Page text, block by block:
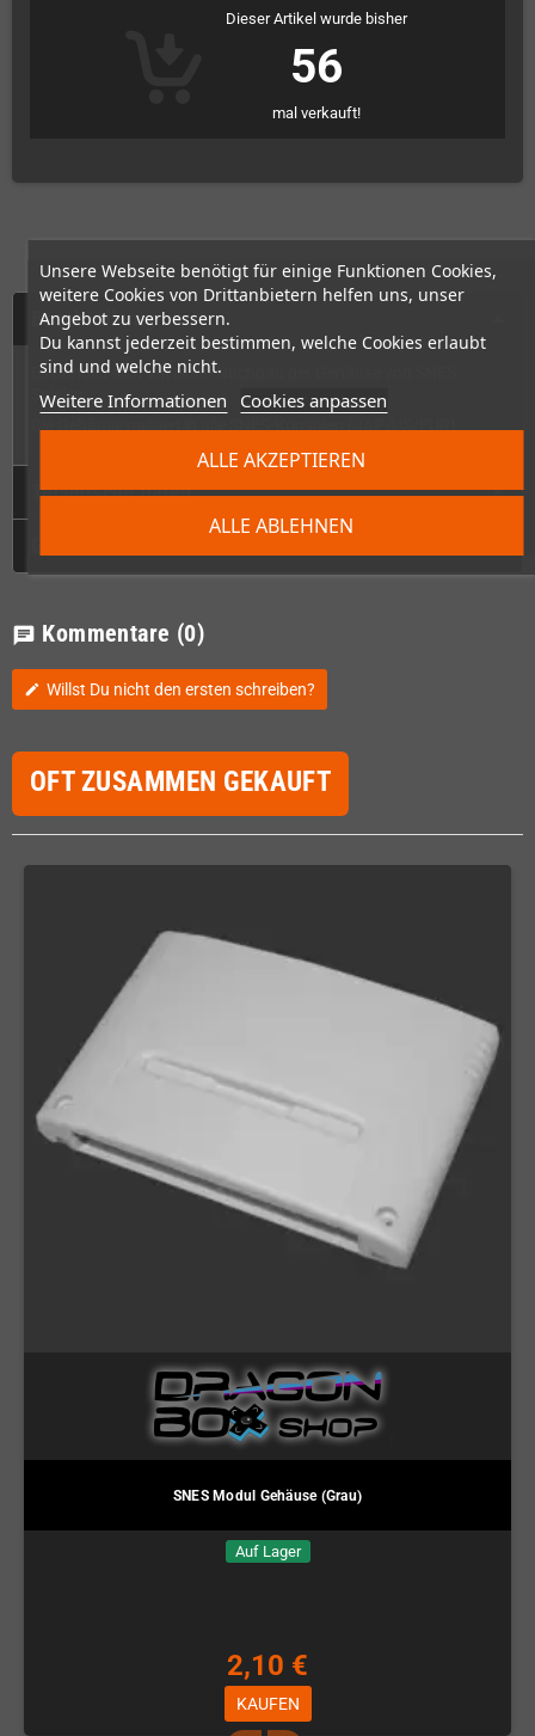
Unsere Webseite benötigt für einige Funktionen Cookies,
weitere Cookies von Drittanbietern helfen uns, unser
Angebot zu verbessern.
Du kannst jederzeit bestimmen, welche Cookies erlaubt
sind und welche nicht.
Weitere Informationen Cookies anpassen
ALLE ABLEHNEN
ALLE AKZEPTIEREN
Dieser Artikel wurde bisher
56
mal verkauft!
Beschreibung
Es handelt sich um einen Nachbau der Gehäuse von SNES
Spielen.
Die Gehäuse passen in alle SNES-Konsolen (JAP/US/EUR)
Technische Daten
chat Kommentare (0)
edit Willst Du nicht den ersten schreiben?
OFT ZUSAMMEN GEKAUFT
SNES Modul Gehäuse (Grau)
Auf Lager
2,10 €
KAUFEN